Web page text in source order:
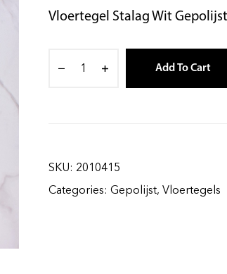
Vloertegel Stalag Wit
Add To Cart
SKU: 2010415
Categories: Gepolijst, Vloertegels